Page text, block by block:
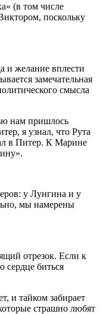
(в том числе
поскольку
и желание вплести
замечательная
смысла
нам пришлось
я узнал, что Рута
в Питер. К Марине
у Лунгина и у
мы намерены
отрезок. Если к
сердце биться
и тайком забирает
страшно любят